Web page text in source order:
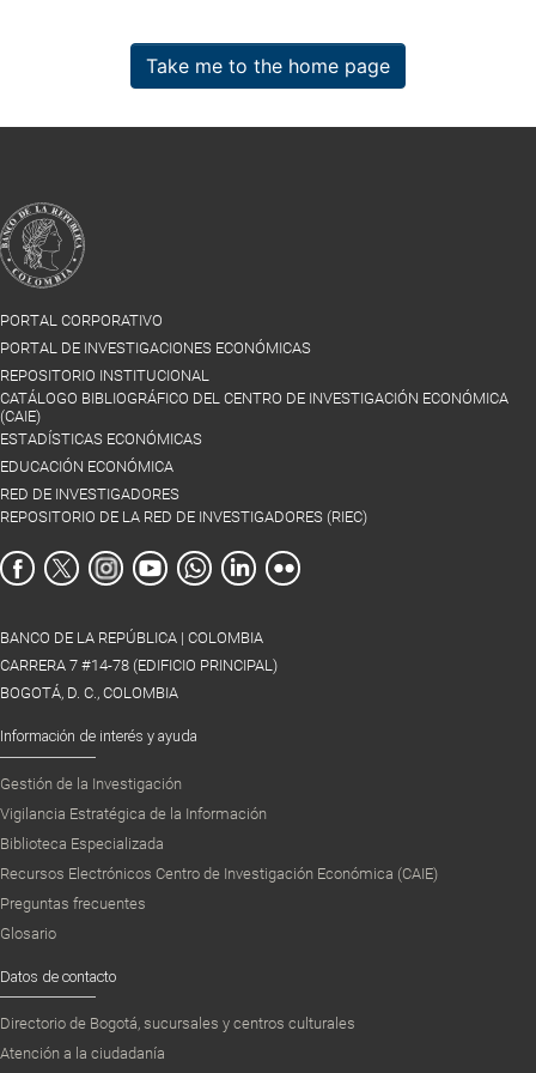
Take me to the home page
PORTAL CORPORATIVO
PORTAL DE INVESTIGACIONES ECONÓMICAS
REPOSITORIO INSTITUCIONAL
CATÁLOGO BIBLIOGRÁFICO DEL CENTRO DE INVESTIGACIÓN ECONÓMICA
(CAIE)
ESTADÍSTICAS ECONÓMICAS
EDUCACIÓN ECONÓMICA
RED DE INVESTIGADORES
REPOSITORIO DE LA RED DE INVESTIGADORES (RIEC)
BANCO DE LA REPÚBLICA | COLOMBIA
CARRERA 7 #14-78 (EDIFICIO PRINCIPAL)
BOGOTÁ, D. C., COLOMBIA
Información de interés y ayuda
Gestión de la Investigación
Vigilancia Estratégica de la Información
Biblioteca Especializada
Recursos Electrónicos Centro de Investigación Económica (CAIE)
Preguntas frecuentes
Glosario
Datos de contacto
Directorio de Bogotá, sucursales y centros culturales
Atención a la ciudadanía